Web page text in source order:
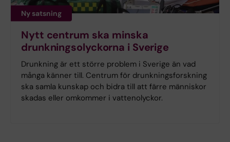
Ny satsning
Nytt centrum ska minska
drunkningsolyckorna i Sverige
Drunkning är ett större problem i Sverige än vad
många känner till. Centrum för drunkningsforskning
ska samla kunskap och bidra till att färre människor
skadas eller omkommer i vattenolyckor.